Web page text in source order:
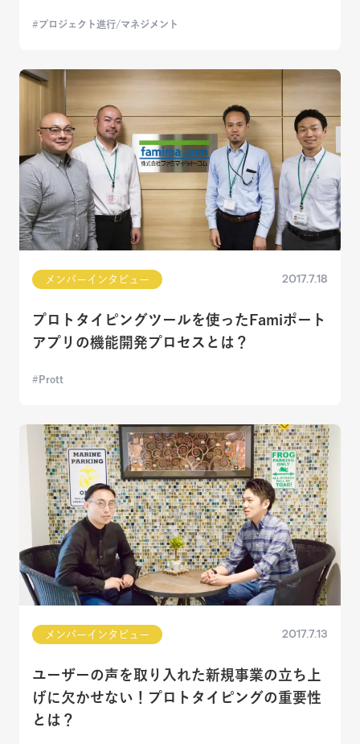
プロジェクト進行/マネジメント
メンバーインタビュー 2017.7.18
プロトタイピングツールを使ったFamiポート
アプリの機能開発プロセスとは？
Prott
メンバーインタビュー 2017.7.13
ユーザーの声を取り入れた新規事業の立ち上
げに欠かせない！プロトタイピングの重要性
とは？